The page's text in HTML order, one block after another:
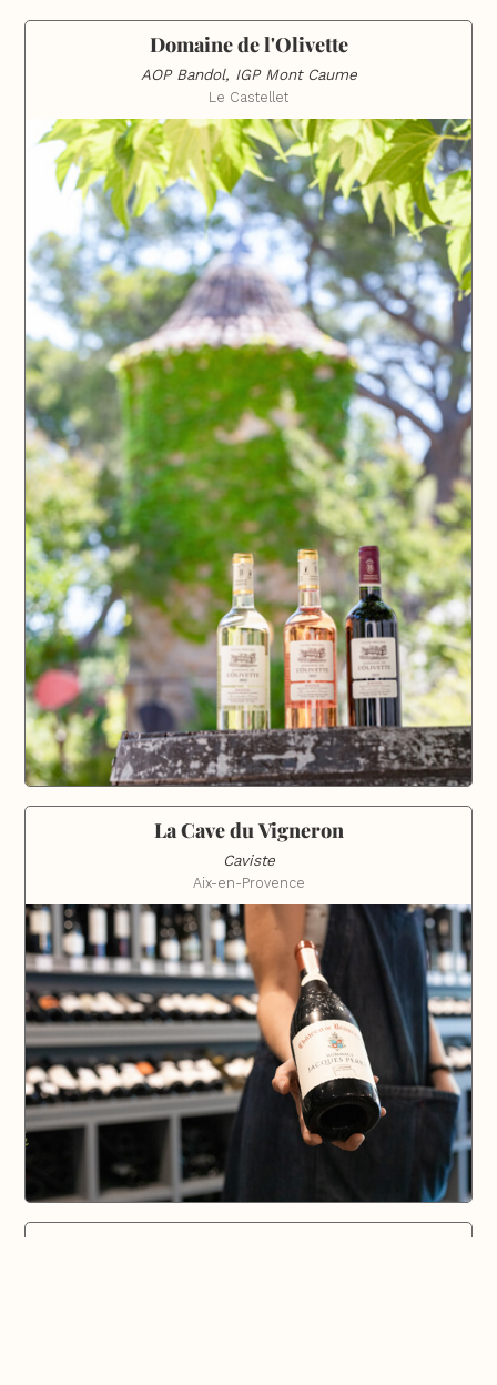
Domaine de l'Olivette
AOP Bandol, IGP Mont Caume
Le Castellet
La Cave du Vigneron
Caviste
Aix-en-Provence